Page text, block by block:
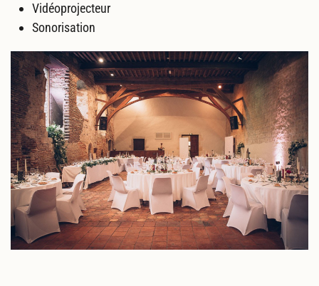
Vidéoprojecteur
Sonorisation